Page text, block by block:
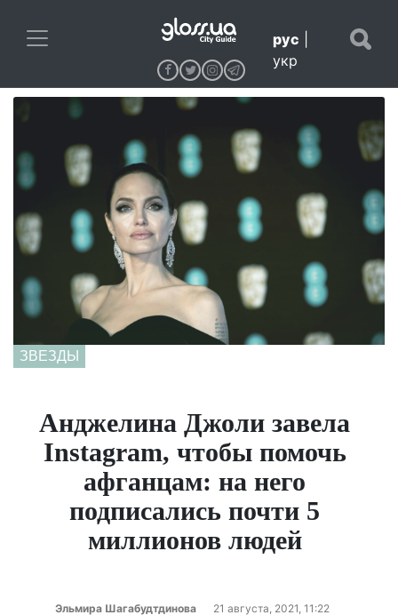
рус
укр
ЗВЕЗДЫ
Анджелина Джоли завела
Instagram, чтобы помочь
афганцам: на него
подписались почти 5
миллионов людей
Эльмира Шагабудтдинова 21 августа, 2021, 11:22